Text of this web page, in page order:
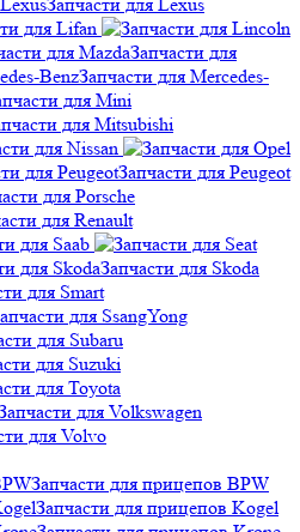
для Lifan
Запчасти для
Запчасти для Mercedes-
для Mini
для Mitsubishi
для Nissan
Запчасти для Peugeot
для Porsche
для Renault
для Saab
Запчасти для Skoda
для Smart
для SsangYong
для Subaru
для Suzuki
для Toyota
для Volkswagen
для Volvo
Запчасти для прицепов BPW
Запчасти для прицепов Kogel